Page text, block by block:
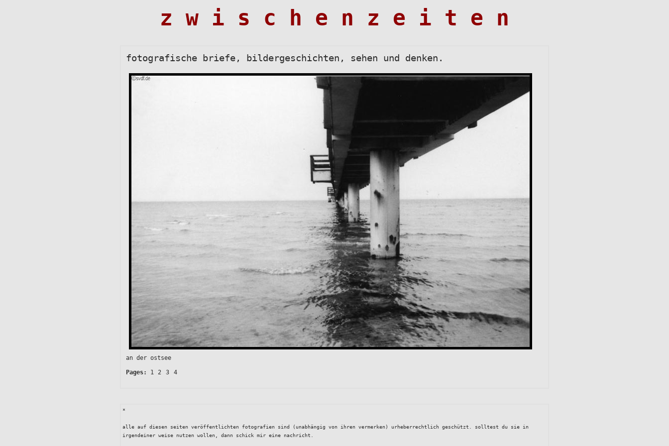
z w i s c h e n z e i t e n
fotografische briefe, bildergeschichten, sehen und denken.
an der ostsee
Pages: 1 2 3 4
*
alle auf diesen seiten veröffentlichten fotografien sind (unabhängig von ihren vermerken) urheberrechtlich geschützt. solltest du sie in
irgendeiner weise nutzen wollen, dann schick mir eine nachricht.